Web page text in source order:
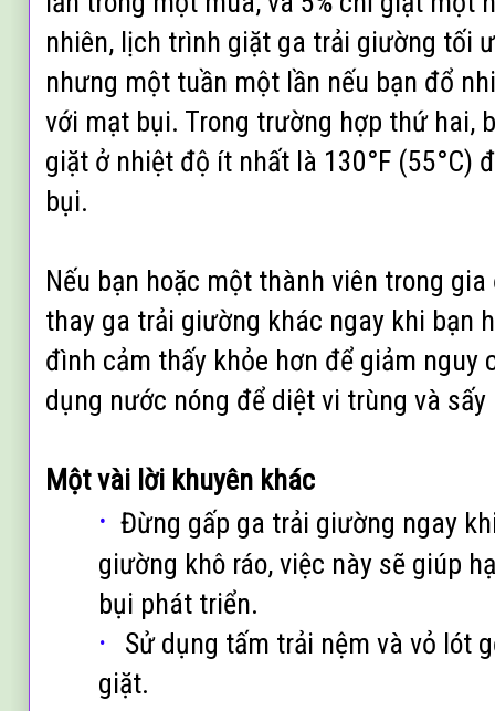
nhiên, lịch trình giặt ga trải giường tối
nhưng một tuần một lần nếu bạn đổ
với mạt bụi. Trong trường hợp thứ hai,
giặt ở nhiệt độ ít nhất là 130°F (55°C)
bụi.
Nếu bạn hoặc một thành viên trong
thay ga trải giường khác ngay khi bạn
đình cảm thấy khỏe hơn để giảm nguy
dụng nước nóng để diệt vi trùng và sấy
Một vài lời khuyên khác
· Đừng gấp ga trải giường ngay
giường khô ráo, việc này sẽ giúp
bụi phát triển.
·
Sử dụng tấm trải nệm và vỏ lót
giặt.